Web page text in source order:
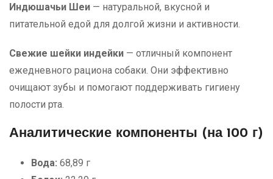
Индюшачьи Шеи — натуральной, вкусной и
питательной едой для долгой жизни и активности.
Свежие шейки индейки — отличный компонент
ежедневного рациона собаки. Они эффективно
очищают зубы и помогают поддерживать гигиену
полости рта.
Аналитические компоненты (на 100 г)
Вода: 68,89 г